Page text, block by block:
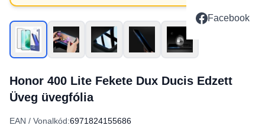
Facebook
Honor 400 Lite Fekete Dux Ducis Edzett
Üveg üvegfólia
EAN / Vonalkód:6971824155686